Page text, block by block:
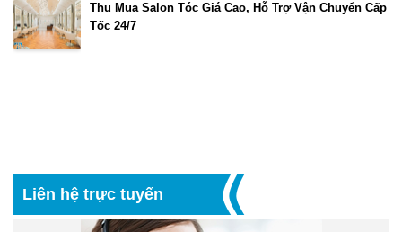
Liên hệ trực tuyến
Thu Mua Salon Tóc Giá Cao, Hỗ Trợ Vận Chuyển Cấp
Tốc 24/7